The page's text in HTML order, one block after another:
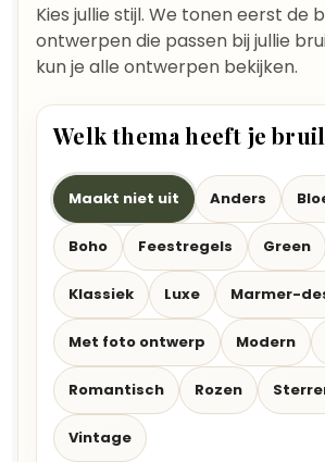
Kies jullie stijl. We tonen eerst de
ontwerpen die passen bij jullie
kun je alle ontwerpen bekijken.
Welk thema heeft je
Maakt niet uit Anders
Boho Feestregels Green
Klassiek Luxe Marmer-
Met foto ontwerp Modern
Romantisch Rozen
Vintage